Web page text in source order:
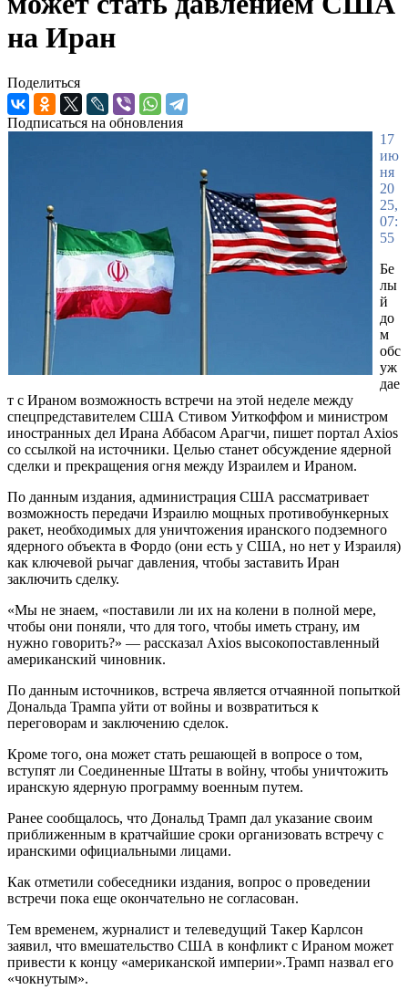
на Иран
Поделиться
Подписаться на обновления
17
ию
ня
20
25,
07:
55
Бе
лы
й
до
м
обс
уж
дае
т с Ираном возможность встречи на этой неделе между
спецпредставителем США Стивом Уиткоффом и министром
иностранных дел Ирана Аббасом Арагчи, пишет портал Axios
со ссылкой на источники. Целью станет обсуждение ядерной
сделки и прекращения огня между Израилем и Ираном.
По данным издания, администрация США рассматривает
возможность передачи Израилю мощных противобункерных
ракет, необходимых для уничтожения иранского подземного
ядерного объекта в Фордо (они есть у США, но нет у Израиля)
как ключевой рычаг давления, чтобы заставить Иран
заключить сделку.
«Мы не знаем, «поставили ли их на колени в полной мере,
чтобы они поняли, что для того, чтобы иметь страну, им
нужно говорить?» — рассказал Axios высокопоставленный
американский чиновник.
По данным источников, встреча является отчаянной попыткой
Дональда Трампа уйти от войны и возвратиться к
переговорам и заключению сделок.
Кроме того, она может стать решающей в вопросе о том,
вступят ли Соединенные Штаты в войну, чтобы уничтожить
иранскую ядерную программу военным путем.
Ранее сообщалось, что Дональд Трамп дал указание своим
приближенным в кратчайшие сроки организовать встречу с
иранскими официальными лицами.
Как отметили собеседники издания, вопрос о проведении
встречи пока еще окончательно не согласован.
Тем временем, журналист и телеведущий Такер Карлсон
заявил, что вмешательство США в конфликт с Ираном может
привести к концу «американской империи».Трамп назвал его
«чокнутым».